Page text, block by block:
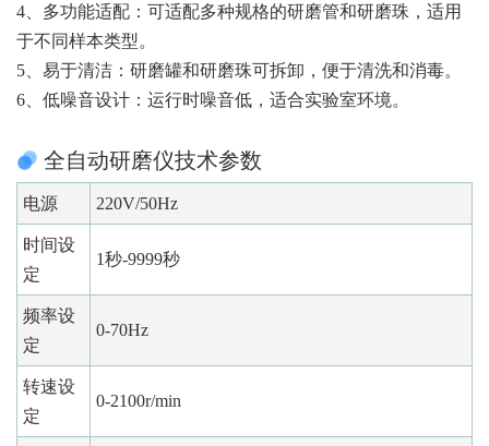
4、多功能适配：可适配多种规格的研磨管和研磨珠，适用
于不同样本类型。
5、易于清洁：研磨罐和研磨珠可拆卸，便于清洗和消毒。
6、低噪音设计：运行时噪音低，适合实验室环境。
全自动研磨仪技术参数
电源 220V/50Hz
时间设
定
1秒-9999秒
频率设
定
0-70Hz
转速设
定
0-2100r/min